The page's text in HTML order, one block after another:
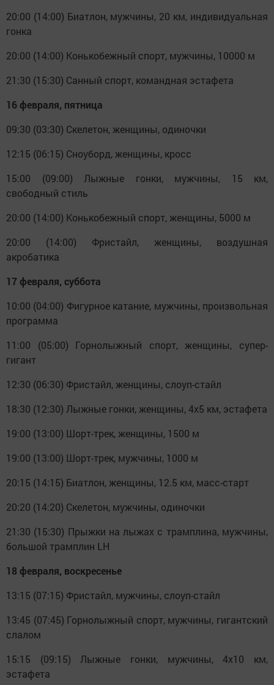
20:00 (14:00) Биатлон, мужчины, 20 км, индивидуальная
гонка
20:00 (14:00) Конькобежный спорт, мужчины, 10000 м
21:30 (15:30) Санный спорт, командная эстафета
16 февраля, пятница
09:30 (03:30) Скелетон, женщины, одиночки
12:15 (06:15) Сноуборд, женщины, кросс
15:00 (09:00) Лыжные гонки, мужчины, 15 км,
свободный стиль
20:00 (14:00) Конькобежный спорт, женщины, 5000 м
20:00 (14:00) Фристайл, женщины, воздушная
акробатика
17 февраля, суббота
10:00 (04:00) Фигурное катание, мужчины, произвольная
программа
11:00 (05:00) Горнолыжный спорт, женщины, супер-
гигант
12:30 (06:30) Фристайл, женщины, слоуп-стайл
18:30 (12:30) Лыжные гонки, женщины, 4х5 км, эстафета
19:00 (13:00) Шорт-трек, женщины, 1500 м
19:00 (13:00) Шорт-трек, мужчины, 1000 м
20:15 (14:15) Биатлон, женщины, 12.5 км, масс-старт
20:20 (14:20) Скелетон, мужчины, одиночки
21:30 (15:30) Прыжки на лыжах с трамплина, мужчины,
большой трамплин LH
18 февраля, воскресенье
13:15 (07:15) Фристайл, мужчины, слоуп-стайл
13:45 (07:45) Горнолыжный спорт, мужчины, гигантский
слалом
15:15 (09:15) Лыжные гонки, мужчины, 4х10 км,
эстафета